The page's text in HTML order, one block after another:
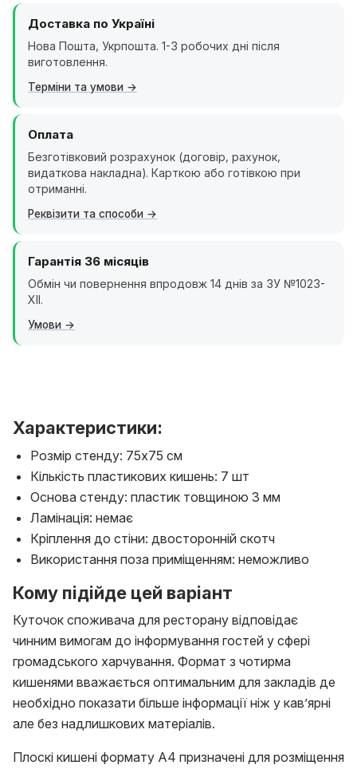
Доставка по Україні
Нова Пошта, Укрпошта. 1-3 робочих дні після
виготовлення.
Терміни та умови
Оплата
Безготівковий розрахунок (договір, рахунок,
видаткова накладна). Карткою або готівкою при
отриманні.
Реквізити та способи
Гарантія 36 місяців
Обмін чи повернення впродовж 14 днів за ЗУ №1023-
XII.
Умови
Характеристики:
Розмір стенду: 75х75 см
Кількість пластикових кишень: 7 шт
Основа стенду: пластик товщиною 3 мм
Ламінація: немає
Кріплення до стіни: двосторонній скотч
Використання поза приміщенням: неможливо
Кому підійде цей варіант
Куточок споживача для ресторану відповідає
чинним вимогам до інформування гостей у сфері
громадського харчування. Формат з чотирма
кишенями вважається оптимальним для закладів де
необхідно показати більше інформації ніж у кавʼярні
але без надлишкових матеріалів.
Плоскі кишені формату А4 призначені для розміщення